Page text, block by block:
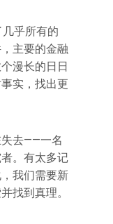
乎所有的
主要的金融
漫长的日日
实，找出更
失去——一名
。有太多记
我们需要新
找到真理。